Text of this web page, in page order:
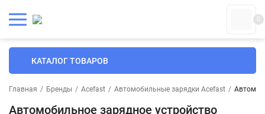
0
КАТАЛОГ ТОВАРОВ
Главная / Бренды / Acefast / Автомобильные зарядки Acefast /
Автомобильное зарядное устройство